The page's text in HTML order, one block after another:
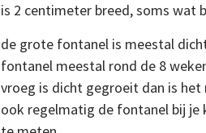
is 2 centimeter breed, soms wat
de grote fontanel is meestal
fontanel meestal rond de 8
vroeg is dicht gegroeit dan is
ook regelmatig de fontanel bij je